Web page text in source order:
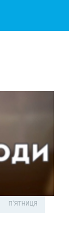
П'ЯТНИЦЯ